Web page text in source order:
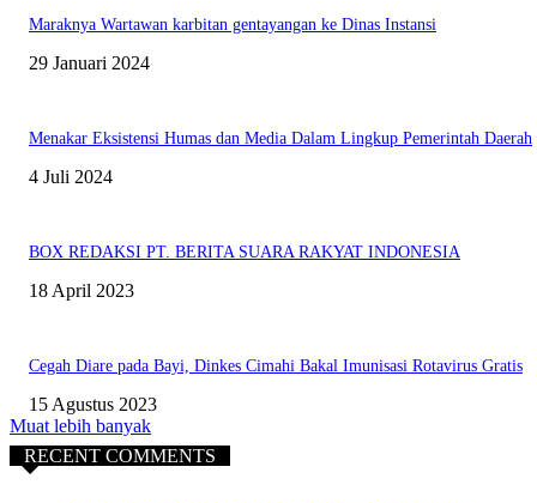
Maraknya Wartawan karbitan gentayangan ke Dinas Instansi
29 Januari 2024
Menakar Eksistensi Humas dan Media Dalam Lingkup Pemerintah Daerah
4 Juli 2024
BOX REDAKSI PT. BERITA SUARA RAKYAT INDONESIA
18 April 2023
Cegah Diare pada Bayi, Dinkes Cimahi Bakal Imunisasi Rotavirus Gratis
15 Agustus 2023
Muat lebih banyak
RECENT COMMENTS